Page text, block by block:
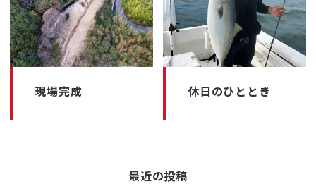
現場完成 休日のひととき
最近の投稿